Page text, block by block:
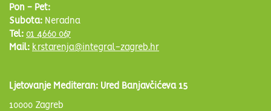
Pon - Pet:
Subota: Neradna
Tel: 01 4660 067
Mail: krstarenja@integral-zagreb.hr
Ljetovanje Mediteran: Ured Banjavčićeva 15
10000 Zagreb